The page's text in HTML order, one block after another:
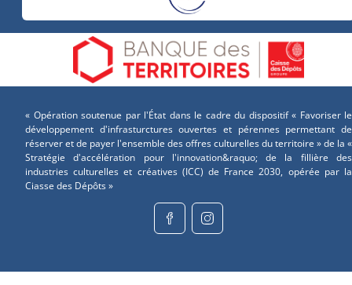
« Opération soutenue par l'État dans le cadre du dispositif « Favoriser le
développement d'infrasturctures ouvertes et pérennes permettant de
réserver et de payer l'ensemble des offres culturelles du territoire » de la «
Stratégie d'accélération pour l'innovation&raquo; de la fillière des
industries culturelles et créatives (ICC) de France 2030, opérée par la
Ciasse des Dépôts »